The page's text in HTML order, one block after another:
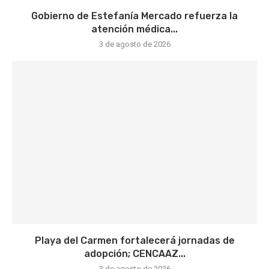
Gobierno de Estefanía Mercado refuerza la
atención médica...
3 de agosto de 2026
Playa del Carmen fortalecerá jornadas de
adopción; CENCAAZ...